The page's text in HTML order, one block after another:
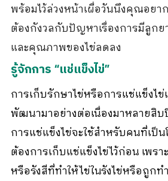
พร้อมไว้ล่วงหน้าเผื่อวันนึงคุณอยา
ต้องกังวลกับปัญหาเรื่องการมีลูก
และคุณภาพของไข่ลดลง
รู้จักการ “แช่แข็งไข่”
การเก็บรักษาไข่หรือการแช่แข็งไข่
พัฒนามาอย่างต่อเนื่องมาหลายสิ
การแช่แข็งไข่จะใช้สำหรับคนที่เป็น
ต้องการเก็บแช่แข็งไข่ไว้ก่อน เพร
หรือรังสีที่ทำให้ไข่ในรังไข่หรือถูกท